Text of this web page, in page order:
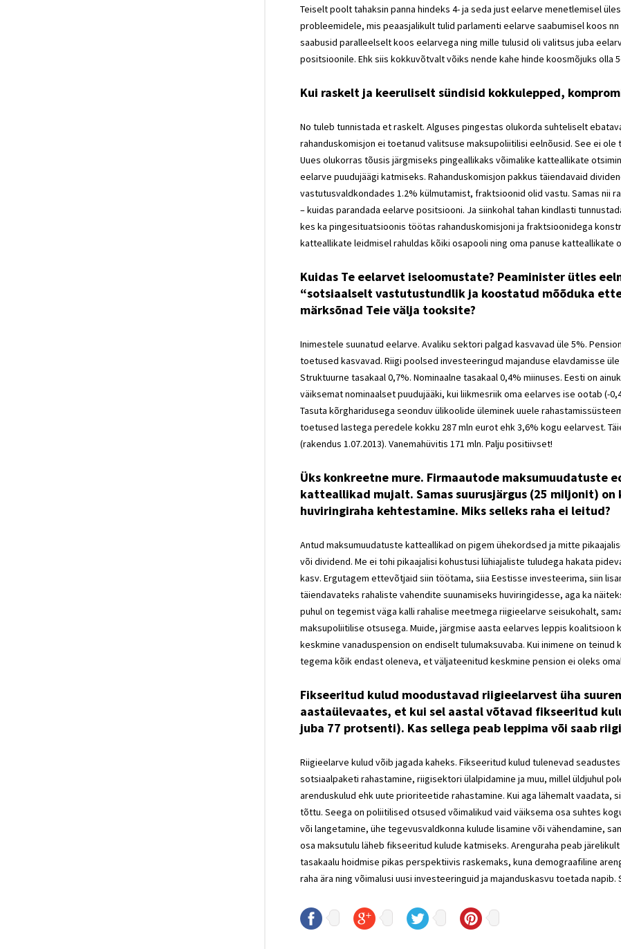
Teiselt poolt tahaksin panna hindeks 4- ja seda just eelarve menetlemisel
probleemidele, mis peaasjalikult tulid parlamenti eelarve saabumisel koos
saabusid paralleelselt koos eelarvega ning mille tulusid oli valitsus juba
positsioonile. Ehk siis kokkuvõtvalt võiks nende kahe hinde koosmõjuks olla
Kui raskelt ja keeruliselt sündisid kokkulepped,
No tuleb tunnistada et raskelt. Alguses pingestas olukorda suhteliselt
rahanduskomisjon ei toetanud valitsuse maksupoliitilisi eelnõusid. See ei
Uues olukorras tõusis järgmiseks pingeallikaks võimalike katteallikate
eelarve puudujäägi katmiseks. Rahanduskomisjon pakkus täiendavaid
vastutusvaldkondades 1.2% külmutamist, fraktsioonid olid vastu. Samas nii
– kuidas parandada eelarve positsiooni. Ja siinkohal tahan kindlasti
kes ka pingesituatsioonis töötas rahanduskomisjoni ja fraktsioonidega
katteallikate leidmisel rahuldas kõiki osapooli ning oma panuse katteallikate
Kuidas Te eelarvet iseloomustate? Peaminister ütles
“sotsiaalselt vastutustundlik ja koostatud mõõduka
märksõnad Teie välja tooksite?
Inimestele suunatud eelarve. Avaliku sektori palgad kasvavad üle 5%.
toetused kasvavad. Riigi poolsed investeeringud majanduse elavdamisse
Struktuurne tasakaal 0,7%. Nominaalne tasakaal 0,4% miinuses. Eesti on
väiksemat nominaalset puudujääki, kui liikmesriik oma eelarves ise ootab (-
Tasuta kõrgharidusega seonduv ülikoolide üleminek uuele
toetused lastega peredele kokku 287 mln eurot ehk 3,6% kogu eelarvest.
(rakendus 1.07.2013). Vanemahüvitis 171 mln. Palju positiivset!
Üks konkreetne mure. Firmaautode maksumuudatuste
katteallikad mujalt. Samas suurusjärgus (25 miljonit)
huviringiraha kehtestamine. Miks selleks raha ei leitud?
Antud maksumuudatuste katteallikad on pigem ühekordsed ja mitte
või dividend. Me ei tohi pikaajalisi kohustusi lühiajaliste tuludega hakata
kasv. Ergutagem ettevõtjaid siin töötama, siia Eestisse investeerima, siin
täiendavateks rahaliste vahendite suunamiseks huviringidesse, aga ka
puhul on tegemist väga kalli rahalise meetmega riigieelarve seisukohalt,
maksupoliitilise otsusega. Muide, järgmise aasta eelarves leppis koalitsioon
keskmine vanaduspension on endiselt tulumaksuvaba. Kui inimene on
tegema kõik endast oleneva, et väljateenitud keskmine pension ei oleks
Fikseeritud kulud moodustavad riigieelarvest üha
aastaülevaates, et kui sel aastal võtavad fikseeritud
juba 77 protsenti). Kas sellega peab leppima või saab
Riigieelarve kulud võib jagada kaheks. Fikseeritud kulud tulenevad
sotsiaalpaketi rahastamine, riigisektori ülalpidamine ja muu, millel üldjuhul
arenduskulud ehk uute prioriteetide rahastamine. Kui aga lähemalt
tõttu. Seega on poliitilised otsused võimalikud vaid väiksema osa suhtes
või langetamine, ühe tegevusvaldkonna kulude lisamine või vähendamine,
osa maksutulu läheb fikseeritud kulude katmiseks. Arenguraha peab
tasakaalu hoidmise pikas perspektiivis raskemaks, kuna demograafiline
raha ära ning võimalusi uusi investeeringuid ja majanduskasvu toetada